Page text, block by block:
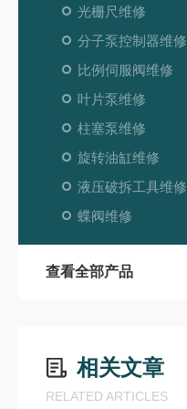
光栅尺维修
分子泵控制器维修
比例伺服阀维修
叶片泵维修
柱塞泵维修
旋转油缸维修
液压破拆工具维修
蝶阀维修
查看全部产品
相关文章
RELATED ARTICLES